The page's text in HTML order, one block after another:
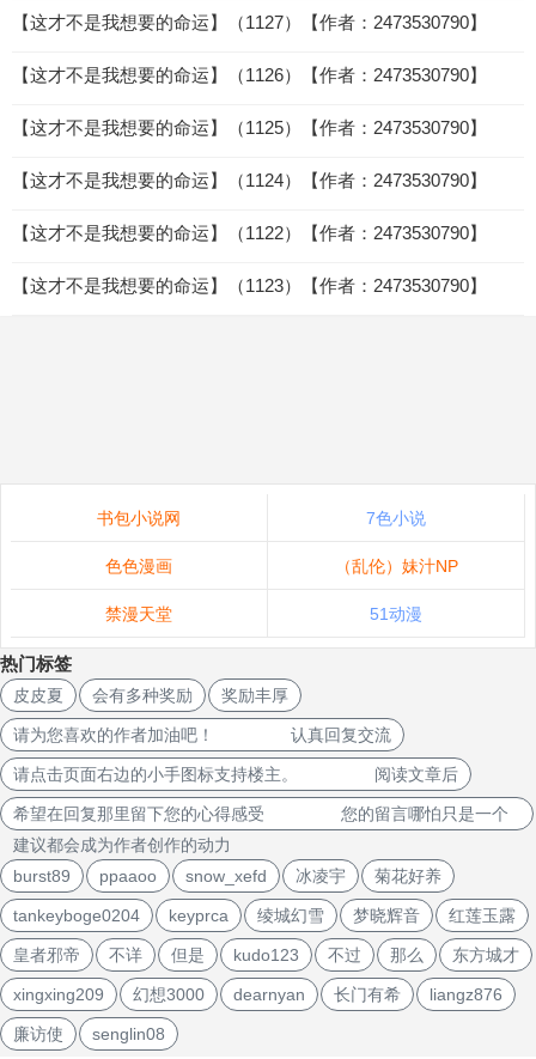
【这才不是我想要的命运】（1127）【作者：2473530790】
【这才不是我想要的命运】（1126）【作者：2473530790】
【这才不是我想要的命运】（1125）【作者：2473530790】
【这才不是我想要的命运】（1124）【作者：2473530790】
【这才不是我想要的命运】（1122）【作者：2473530790】
【这才不是我想要的命运】（1123）【作者：2473530790】
书包小说网 7色小说
色色漫画 （乱伦）妹汁NP
禁漫天堂 51动漫
热门标签
皮皮夏 会有多种奖励 奖励丰厚
请为您喜欢的作者加油吧！ 认真回复交流
请点击页面右边的小手图标支持楼主。 阅读文章后
希望在回复那里留下您的心得感受 您的留言哪怕只是一个
建议都会成为作者创作的动力
burst89
ppaaoo snow_xefd 冰凌宇 菊花好养
tankeyboge0204 keyprca 绫城幻雪 梦晓辉音 红莲玉露
皇者邪帝 不详 但是 kudo123 不过 那么 东方城才
xingxing209 幻想3000 dearnyan 长门有希 liangz876
廉访使 senglin08